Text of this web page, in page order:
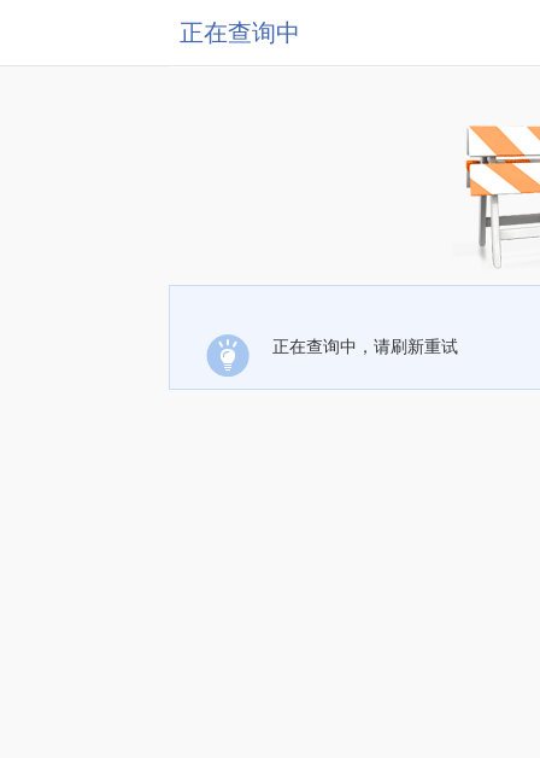
正在查询中
正在查询中，请刷新重试